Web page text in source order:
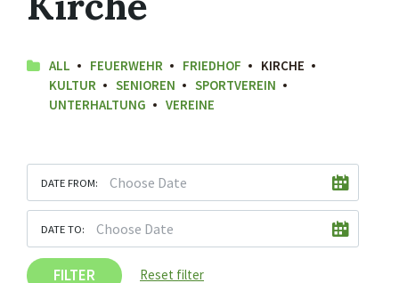
ALL FEUERWEHR FRIEDHOF
KIRCHE
KULTUR
SENIOREN
SPORTVEREIN
UNTERHALTUNG
VEREINE
DATE FROM:
DATE TO:
FILTER Reset filter